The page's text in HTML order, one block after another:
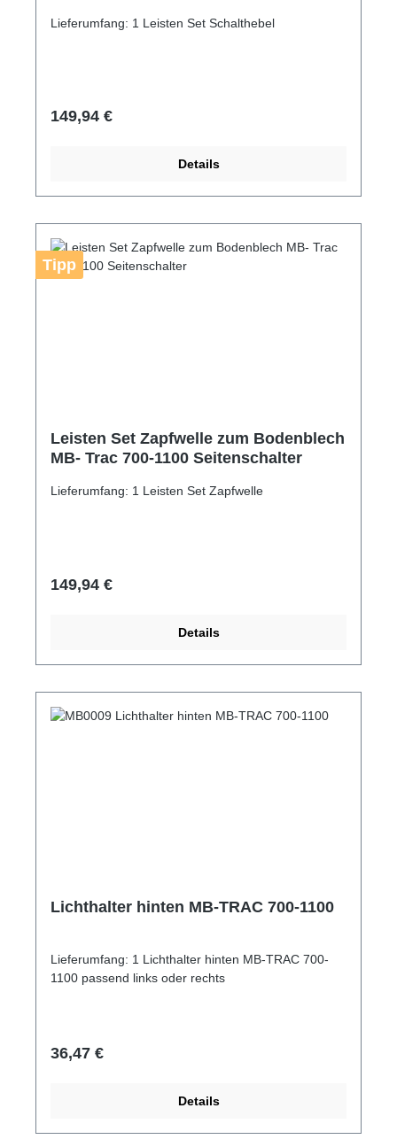
Lieferumfang: 1 Leisten Set Schalthebel
Regulärer Preis:
149,94 €
Details
Tipp
Leisten Set Zapfwelle zum Bodenblech
MB- Trac 700-1100 Seitenschalter
Lieferumfang: 1 Leisten Set Zapfwelle
Regulärer Preis:
149,94 €
Details
Lichthalter hinten MB-TRAC 700-1100
Lieferumfang: 1 Lichthalter hinten MB-TRAC 700-
1100 passend links oder rechts
Regulärer Preis:
36,47 €
Details